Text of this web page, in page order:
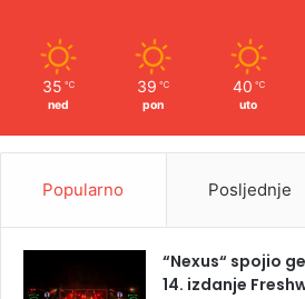
35 ℃
ned
39 ℃
pon
40 ℃
uto
Popularno Posljednje
“Nexus“ spojio
14. izdanje